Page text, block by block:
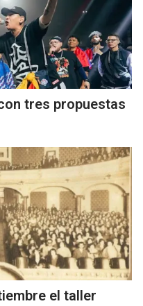
tres propuestas
el taller